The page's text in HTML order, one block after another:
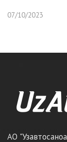
07/10/2023
АО